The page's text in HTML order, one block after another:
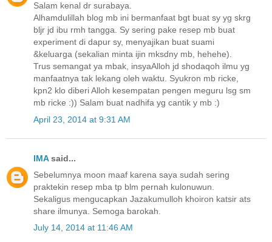
Salam kenal dr surabaya.
Alhamdulillah blog mb ini bermanfaat bgt buat sy yg skrg
bljr jd ibu rmh tangga. Sy sering pake resep mb buat
experiment di dapur sy, menyajikan buat suami
&keluarga (sekalian minta ijin mksdny mb, hehehe).
Trus semangat ya mbak, insyaAlloh jd shodaqoh ilmu yg
manfaatnya tak lekang oleh waktu. Syukron mb ricke,
kpn2 klo diberi Alloh kesempatan pengen meguru lsg sm
mb ricke :)) Salam buat nadhifa yg cantik y mb :)
April 23, 2014 at 9:31 AM
IMAsaid...
Sebelumnya moon maaf karena saya sudah sering
praktekin resep mba tp blm pernah kulonuwun.
Sekaligus mengucapkan Jazakumulloh khoiron katsir ats
share ilmunya. Semoga barokah.
July 14, 2014 at 11:46 AM